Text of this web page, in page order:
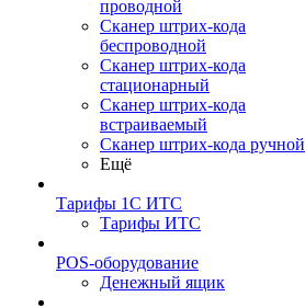
проводной
Сканер штрих-кода
беспроводной
Сканер штрих-кода
стационарный
Сканер штрих-кода
встраиваемый
Сканер штрих-кода ручной
Ещё
Тарифы 1С ИТС
Тарифы ИТС
POS-оборудование
Денежный ящик